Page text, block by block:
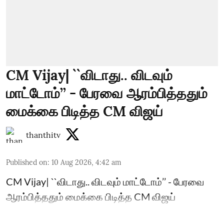
CM Vijay| ``விடாது.. விடவும்
மாட்டோம்’’ - பேரவை ஆரம்பித்ததும்
மைக்கை பிடித்த CM விஜய்
thanthitv
Published on: 10 Aug 2026, 4:42 am
CM Vijay| ``விடாது.. விடவும் மாட்டோம்’’ - பேரவை
ஆரம்பித்ததும் மைக்கை பிடித்த CM விஜய்